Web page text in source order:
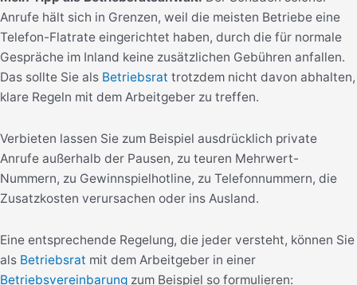
Anrufe hält sich in Grenzen, weil die meisten Betriebe eine
Telefon-Flatrate eingerichtet haben, durch die für normale
Gespräche im Inland keine zusätzlichen Gebühren anfallen.
Das sollte Sie als Betriebsrat trotzdem nicht davon abhalten,
klare Regeln mit dem Arbeitgeber zu treffen.
Verbieten lassen Sie zum Beispiel ausdrücklich private
Anrufe außerhalb der Pausen, zu teuren Mehrwert-
Nummern, zu Gewinnspielhotline, zu Telefonnummern, die
Zusatzkosten verursachen oder ins Ausland.
Eine entsprechende Regelung, die jeder versteht, können Sie
als Betriebsrat mit dem Arbeitgeber in einer
Betriebsvereinbarung zum Beispiel so formulieren: